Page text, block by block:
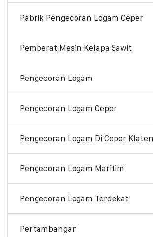
Pabrik Pengecoran Logam Ceper
Pemberat Mesin Kelapa Sawit
Pengecoran Logam
Pengecoran Logam Ceper
Pengecoran Logam Di Ceper Klaten
Pengecoran Logam Maritim
Pengecoran Logam Terdekat
Pertambangan